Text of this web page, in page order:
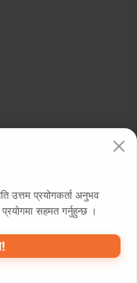
नीति प्रयोगको शर्त साइटम्याप
उत्तम प्रयोगकर्ता अनुभव
सहमत गर्नुहुन्छ ।